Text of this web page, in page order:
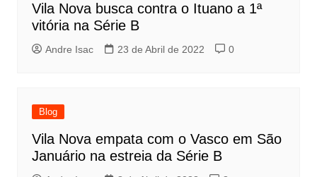
Vila Nova busca contra o Ituano a 1ª
vitória na Série B
Andre Isac 23 de Abril de 2022 0
Blog
Vila Nova empata com o Vasco em São
Januário na estreia da Série B